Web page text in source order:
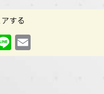
する
Line